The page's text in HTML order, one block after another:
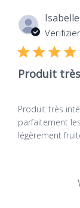
Produit
Produit très
parfaitement
légèrement